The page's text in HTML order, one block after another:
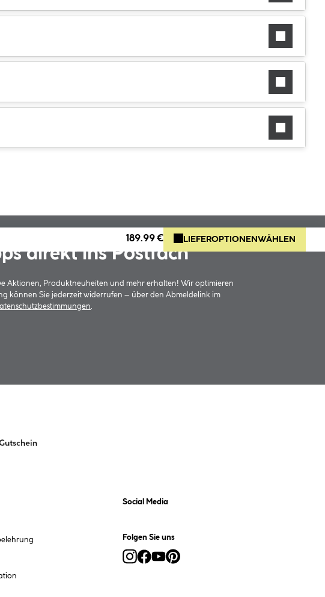
189.99 € LIEFEROPTIONEN WÄHLEN
direkt ins Postfach
Aktionen, Produktneuheiten und mehr erhalten! Wir optimieren
können Sie jederzeit widerrufen – über den Abmeldelink im
Social Media
Folgen Sie uns